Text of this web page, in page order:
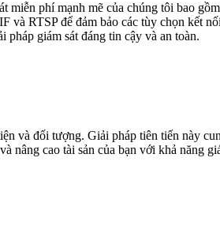
miễn phí mạnh mẽ của chúng tôi bao
RTSP để đảm bảo các tùy chọn kết
pháp giám sát đáng tin cậy và an toàn.
và đối tượng. Giải pháp tiên tiến này
cao tài sản của bạn với khả năng